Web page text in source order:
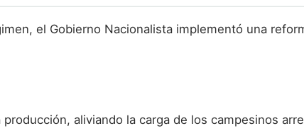
el Gobierno Nacionalista implementó una
producción, aliviando la carga de los campesinos